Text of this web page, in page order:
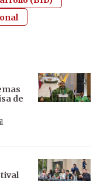
de